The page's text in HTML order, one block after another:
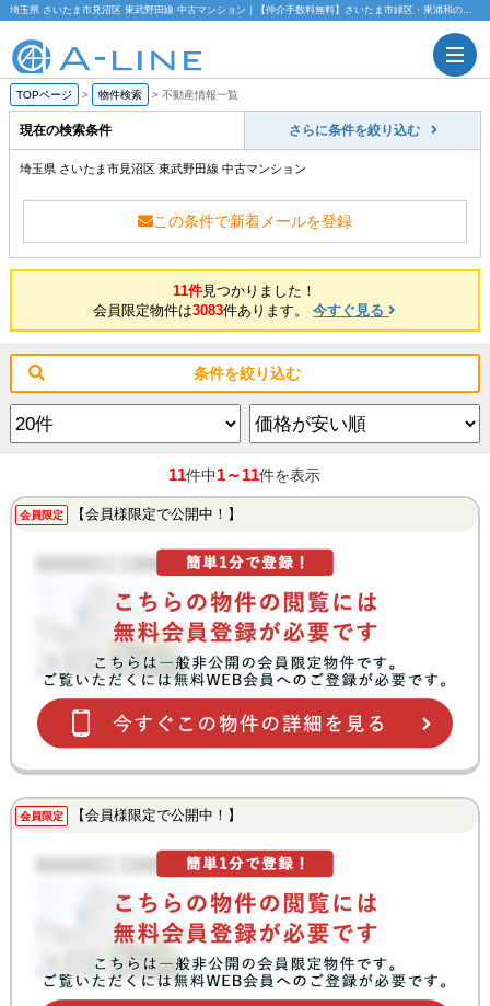
埼玉県 さいたま市見沼区 東武野田線 中古マンション｜【仲介手数料無料】さいたま市緑区・東浦和の不動産情報ならA-LINE(エーライン)
TOPページ > 物件検索 > 不動産情報一覧
現在の検索条件 さらに条件を絞り込む
埼玉県 さいたま市見沼区 東武野田線 中古マンション
この条件で新着メールを登録
11件見つかりました！
会員限定物件は3083件あります。今すぐ見る
条件を絞り込む
11件中1～11件を表示
会員限定 【会員様限定で公開中！】
会員限定 【会員様限定で公開中！】